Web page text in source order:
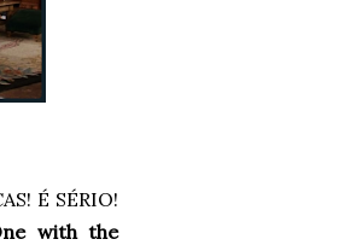
É SÉRIO!
with the